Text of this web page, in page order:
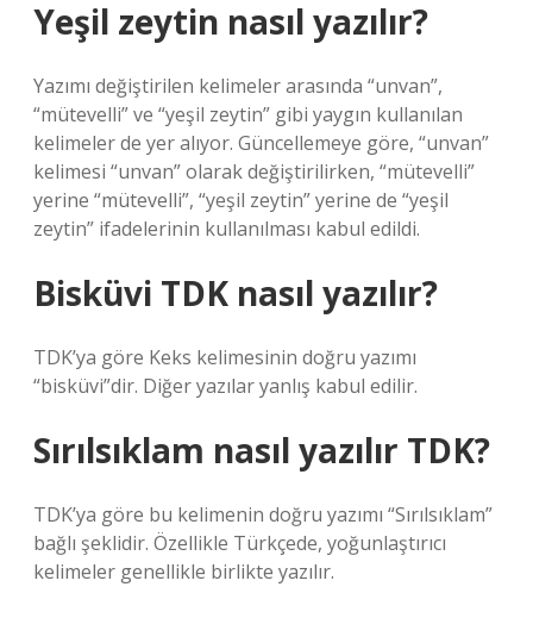
Yeşil zeytin nasıl yazılır?
Yazımı değiştirilen kelimeler arasında “unvan”,
“mütevelli” ve “yeşil zeytin” gibi yaygın kullanılan
kelimeler de yer alıyor. Güncellemeye göre, “unvan”
kelimesi “unvan” olarak değiştirilirken, “mütevelli”
yerine “mütevelli”, “yeşil zeytin” yerine de “yeşil
zeytin” ifadelerinin kullanılması kabul edildi.
Bisküvi TDK nasıl yazılır?
TDK’ya göre Keks kelimesinin doğru yazımı
“bisküvi”dir. Diğer yazılar yanlış kabul edilir.
Sırılsıklam nasıl yazılır TDK?
TDK’ya göre bu kelimenin doğru yazımı “Sırılsıklam”
bağlı şeklidir. Özellikle Türkçede, yoğunlaştırıcı
kelimeler genellikle birlikte yazılır.